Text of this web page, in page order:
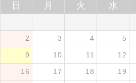
日 月 火 水
2 3 4 5
9 10 11 12
16 17 18 19